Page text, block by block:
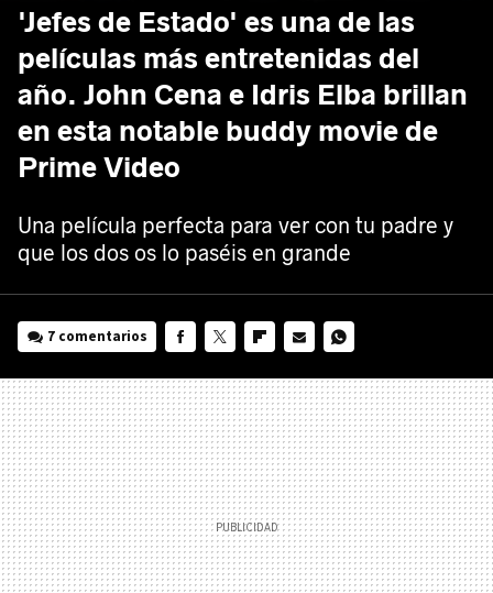
'Jefes de Estado' es una de las
películas más entretenidas del
año. John Cena e Idris Elba brillan
en esta notable buddy movie de
Prime Video
Una película perfecta para ver con tu padre y
que los dos os lo paséis en grande
7 comentarios
MAIL